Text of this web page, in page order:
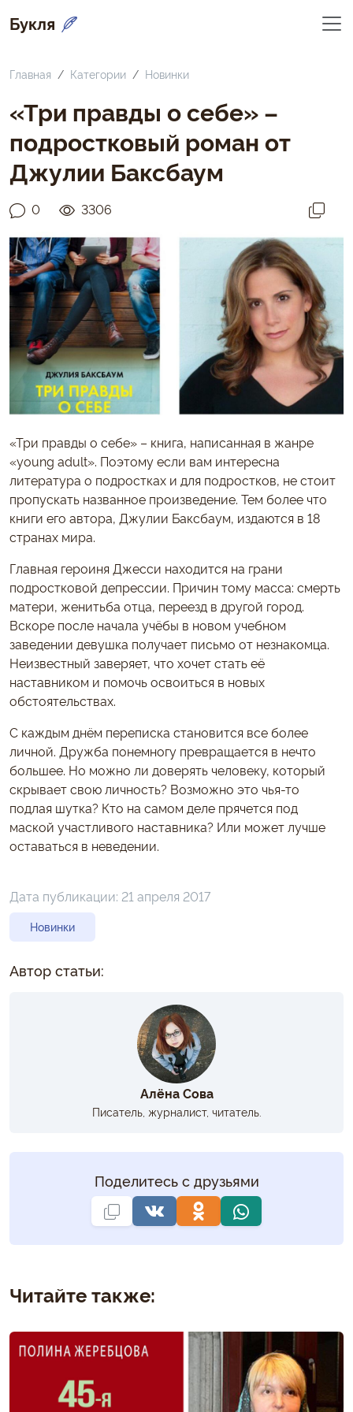
Букля
Главная Категории Новинки
«Три правды о себе» –
подростковый роман от
Джулии Баксбаум
0 3306
«Три правды о себе» – книга, написанная в жанре
«young adult». Поэтому если вам интересна
литература о подростках и для подростков, не стоит
пропускать названное произведение. Тем более что
книги его автора, Джулии Баксбаум, издаются в 18
странах мира.
Главная героиня Джесси находится на грани
подростковой депрессии. Причин тому масса: смерть
матери, женитьба отца, переезд в другой город.
Вскоре после начала учёбы в новом учебном
заведении девушка получает письмо от незнакомца.
Неизвестный заверяет, что хочет стать её
наставником и помочь освоиться в новых
обстоятельствах.
С каждым днём переписка становится все более
личной. Дружба понемногу превращается в нечто
большее. Но можно ли доверять человеку, который
скрывает свою личность? Возможно это чья-то
подлая шутка? Кто на самом деле прячется под
маской участливого наставника? Или может лучше
оставаться в неведении.
Дата публикации: 21 апреля 2017
Новинки
Автор статьи:
Алёна Сова
Писатель, журналист, читатель.
Поделитесь с друзьями
Читайте также: